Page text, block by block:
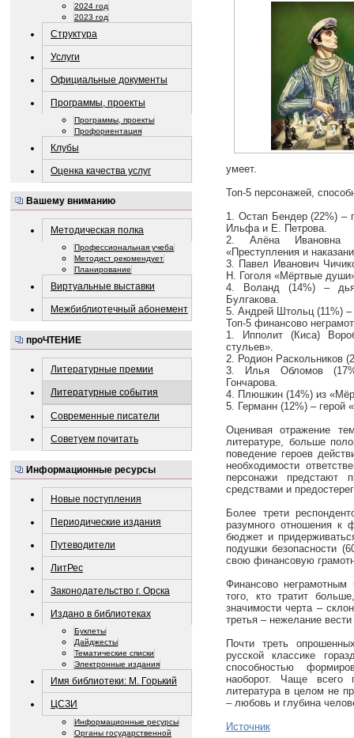
2024 год
2023 год
Структура
Услуги
Официальные документы
Программы, проекты
Программы, проекты
Профориентация
Клубы
Оценка качества услуг
Вашему вниманию
Методическая полка
Профессиональная учеба
Методист рекомендует
Планирование
Виртуальные выставки
Межбиблиотечный абонемент
проЧТЕНИЕ
Литературные премии
Литературные события
Современные писатели
Советуем почитать
Информационные ресурсы
Новые поступления
Периодические издания
Путеводители
ЛитРес
Законодательство г. Орска
Издано в библиотеках
Буклеты
Дайджесты
Тематические списки
Электронные издания
Имя библиотеки: М. Горький
ЦСЗИ
Информационные ресурсы
Органы государственной
умеет.
Топ-5 персонажей,
1. Остап Бендер (22%) –
Ильфа и Е. Петрова.
2. Алёна Ивановна
«Преступления и
3. Павел Иванович
Н. Гоголя «Мёртвые
4. Воланд (14%) –
Булгакова.
5. Андрей Штольц (11%)
Топ-5 финансово
1. Ипполит (Киса)
стульев».
2. Родион Раскольников
3. Илья Обломов
Гончарова.
4. Плюшкин (14%) из
5. Германн (12%) –
Оценивая отражение
литературе, больше
поведение героев
необходимости
персонажи предстают
средствами и
Более трети
разумного отношения к
бюджет и
подушки безопасности
свою финансовую
Финансово
того, кто тратит
значимости черта –
третья – нежелание
Почти треть
русской классике
способностью
наоборот. Чаще всего
литература в целом не
– любовь и глубина
Источник